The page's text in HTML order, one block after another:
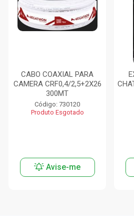
CABO COAXIAL PARA
CAMERA CRF0,4/2,5+2X26
300MT
Código: 730120
Produto Esgotado
Avise-me